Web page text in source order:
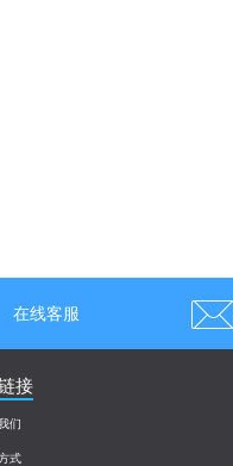
在线客服
接
们
式